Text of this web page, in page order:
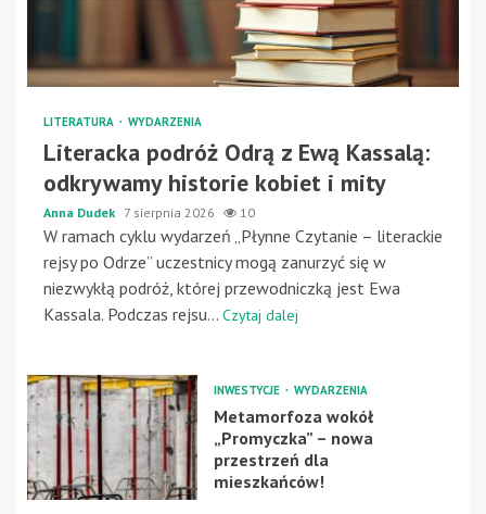
LITERATURA WYDARZENIA
Literacka podróż Odrą z Ewą Kassalą:
odkrywamy historie kobiet i mity
Anna Dudek 7 sierpnia 2026 10
W ramach cyklu wydarzeń „Płynne Czytanie – literackie
rejsy po Odrze” uczestnicy mogą zanurzyć się w
niezwykłą podróż, której przewodniczką jest Ewa
Kassala. Podczas rejsu... Czytaj dalej
INWESTYCJE WYDARZENIA
Metamorfoza wokół
„Promyczka” – nowa
przestrzeń dla
mieszkańców!